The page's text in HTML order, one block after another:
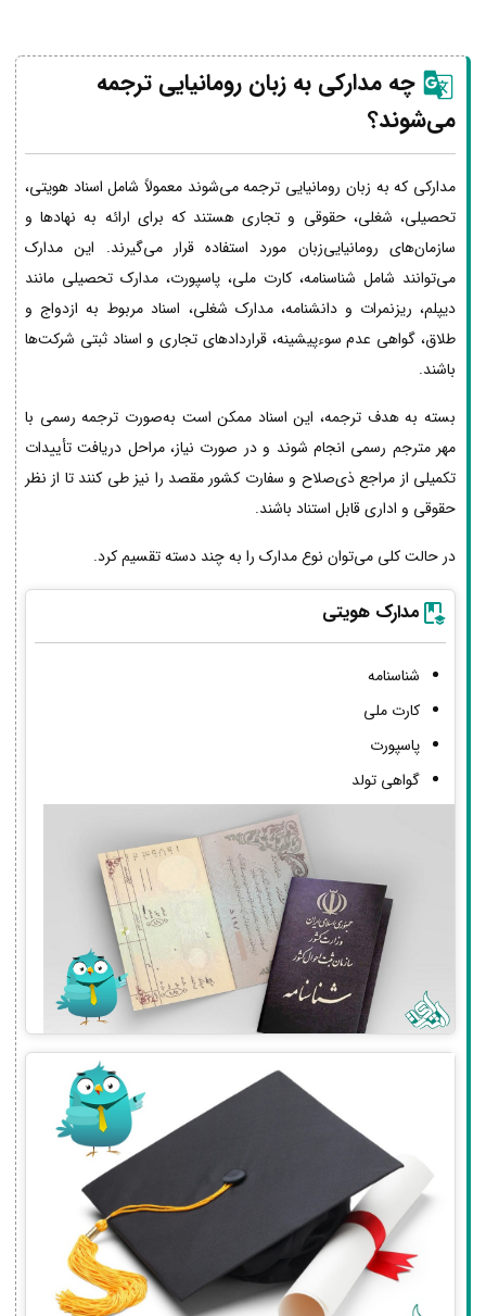
چه مدارکی به زبان رومانیایی ترجمه
می‌شوند؟
مدارکی که به زبان رومانیایی ترجمه می‌شوند معمولاً شامل اسناد هویتی،
تحصیلی، شغلی، حقوقی و تجاری هستند که برای ارائه به نهادها و
سازمان‌های رومانیایی‌زبان مورد استفاده قرار می‌گیرند. این مدارک
می‌توانند شامل شناسنامه، کارت ملی، پاسپورت، مدارک تحصیلی مانند
دیپلم، ریزنمرات و دانشنامه، مدارک شغلی، اسناد مربوط به ازدواج و
طلاق، گواهی عدم سوءپیشینه، قراردادهای تجاری و اسناد ثبتی شرکت‌ها
باشند.
بسته به هدف ترجمه، این اسناد ممکن است به‌صورت ترجمه رسمی با
مهر مترجم رسمی انجام شوند و در صورت نیاز، مراحل دریافت تأییدات
تکمیلی از مراجع ذی‌صلاح و سفارت کشور مقصد را نیز طی کنند تا از نظر
حقوقی و اداری قابل استناد باشند.
در حالت کلی می‌توان نوع مدارک را به چند دسته تقسیم کرد.
مدارک هویتی
شناسنامه
کارت ملی
پاسپورت
گواهی تولد